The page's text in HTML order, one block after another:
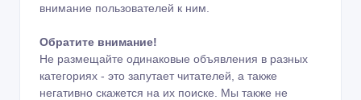
внимание пользователей к ним.
Обратите внимание!
Не размещайте одинаковые объявления в разных
категориях - это запутает читателей, а также
негативно скажется на их поиске. Мы также не